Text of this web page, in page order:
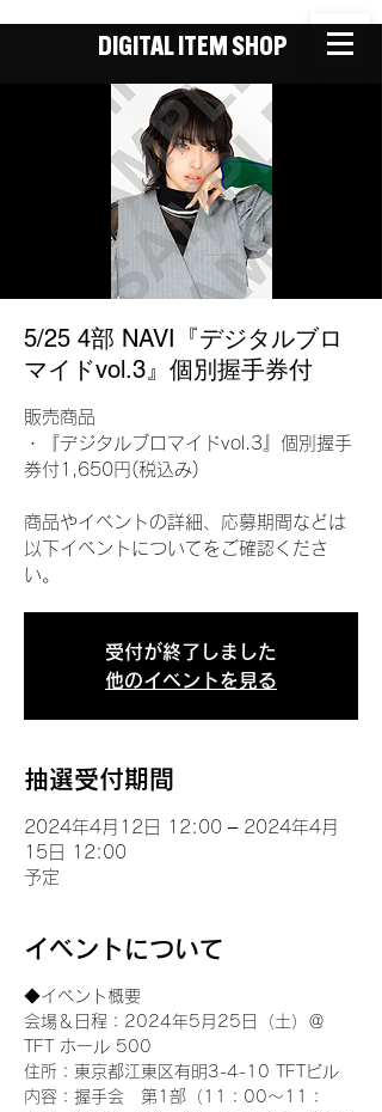
DIGITAL ITEM SHOP
5/25 4部 NAVI『デジタルブロ
マイドvol.3』個別握手券付
販売商品
・『デジタルブロマイドvol.3』個別握手
券付1,650円(税込み)
商品やイベントの詳細、応募期間などは
以下イベントについてをご確認くださ
い。
受付が終了しました
他のイベントを見る
抽選受付期間
2024年4月12日 12:00 – 2024年4月
15日 12:00
予定
イベントについて
◆イベント概要
会場＆日程：2024年5月25日（土）＠
TFT ホール 500
住所：東京都江東区有明3-4-10 TFTビル
内容：握手会　第1部（11：00～11：